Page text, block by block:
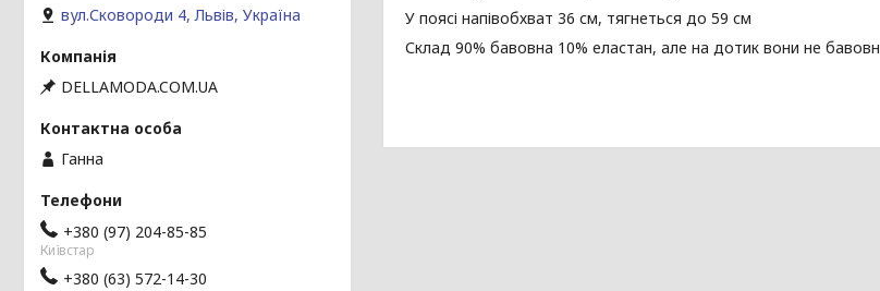
У поясі напівобхват 36 см, тягнеться до 59 см
Склад 90% бавовна 10% еластан, але на дотик вони не
вул.Сковороди 4, Львів, Україна
DELLAMODA.COM.UA
Ганна
+380 (97) 204-85-85
Київстар
+380 (63) 572-14-30